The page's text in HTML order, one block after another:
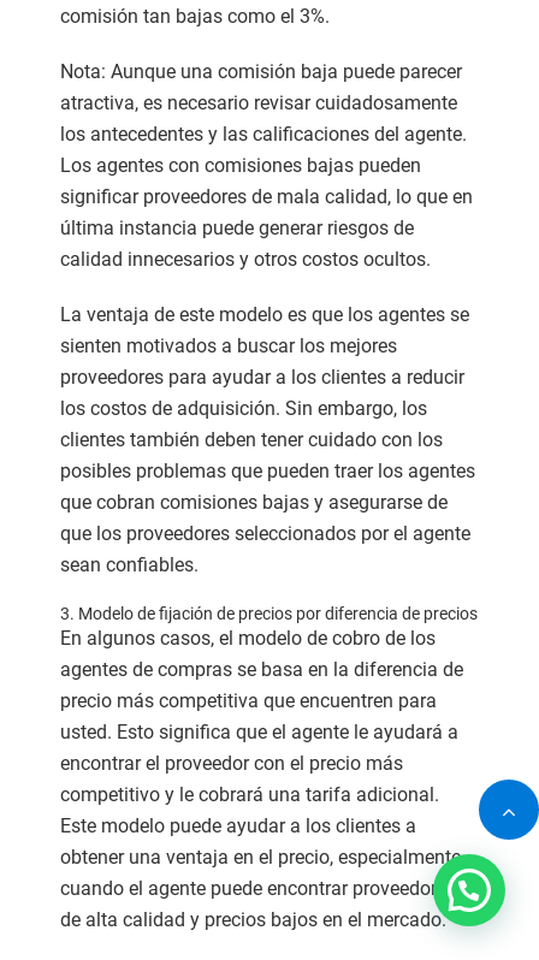
comisión tan bajas como el 3%.
Nota: Aunque una comisión baja puede parecer
atractiva, es necesario revisar cuidadosamente
los antecedentes y las calificaciones del agente.
Los agentes con comisiones bajas pueden
significar proveedores de mala calidad, lo que en
última instancia puede generar riesgos de
calidad innecesarios y otros costos ocultos.
La ventaja de este modelo es que los agentes se
sienten motivados a buscar los mejores
proveedores para ayudar a los clientes a reducir
los costos de adquisición. Sin embargo, los
clientes también deben tener cuidado con los
posibles problemas que pueden traer los agentes
que cobran comisiones bajas y asegurarse de
que los proveedores seleccionados por el agente
sean confiables.
3. Modelo de fijación de precios por diferencia de precios
En algunos casos, el modelo de cobro de los
agentes de compras se basa en la diferencia de
precio más competitiva que encuentren para
usted. Esto significa que el agente le ayudará a
encontrar el proveedor con el precio más
competitivo y le cobrará una tarifa adicional.
Este modelo puede ayudar a los clientes a
obtener una ventaja en el precio, especialmente
cuando el agente puede encontrar proveedores
de alta calidad y precios bajos en el mercado.